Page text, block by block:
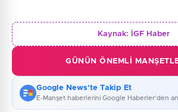
Kaynak: İGF Haber
GÜNÜN ÖNEMLI
Google News'te Takip Et
E-Manşet haberlerini Google Haberler'den